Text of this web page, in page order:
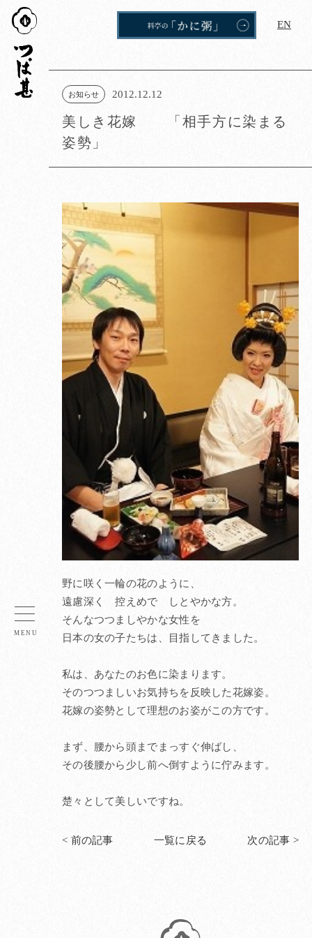
EN
つば
甚
お知らせ 2012.12.12
美しき花嫁 「相手方に染まる
姿勢」
野に咲く一輪の花のように、
遠慮深く 控えめで しとやかな方。
そんなつつましやかな女性を
日本の女の子たちは、目指してきました。
私は、あなたのお色に染まります。
そのつつましいお気持ちを反映した花嫁姿。
花嫁の姿勢として理想のお姿がこの方です。
まず、腰から頭までまっすぐ伸ばし、
その後腰から少し前へ倒すように佇みます。
楚々として美しいですね。
< 前の記事 一覧に戻る 次の記事 >